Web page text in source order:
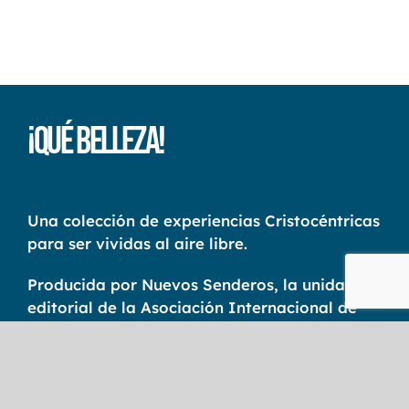
¡Qué Belleza!
Una colección de experiencias Cristocéntricas
para ser vividas al aire libre.
Producida por Nuevos Senderos, la unidad
editorial de la Asociación Internacional de